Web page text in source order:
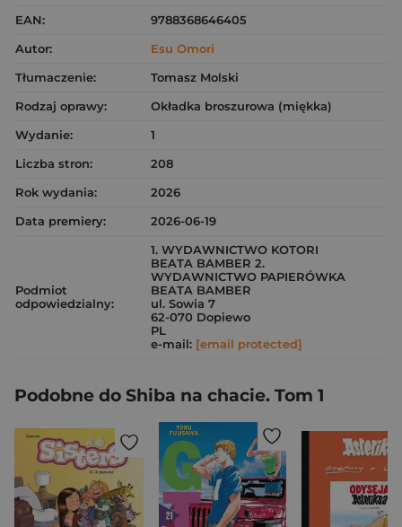
EAN:
9788368646405
Autor:
Esu Omori
Tłumaczenie:
Tomasz Molski
Rodzaj oprawy:
Okładka broszurowa (miękka)
Wydanie:
1
Liczba stron:
208
Rok wydania:
2026
Data premiery:
2026-06-19
Podmiot
odpowiedzialny:
1. WYDAWNICTWO KOTORI
BEATA BAMBER 2.
WYDAWNICTWO PAPIERÓWKA
BEATA BAMBER
ul. Sowia 7
62-070 Dopiewo
PL
e-mail: [email protected]
Podobne do Shiba na chacie. Tom 1